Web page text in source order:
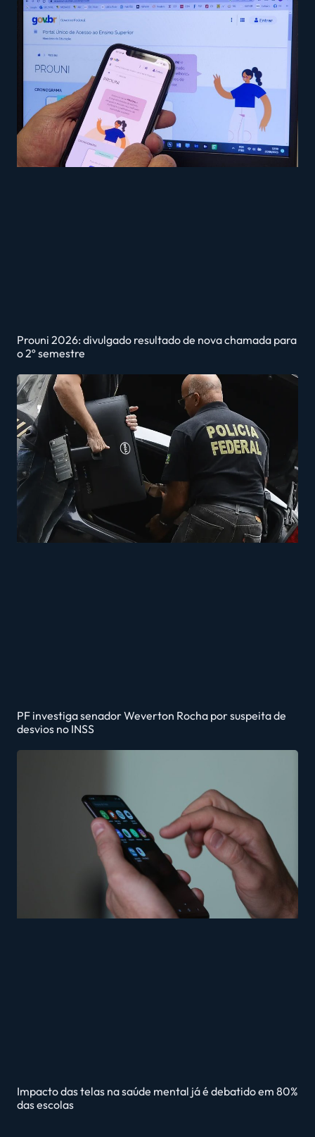
Prouni 2026: divulgado resultado de nova chamada para
o 2º semestre
PF investiga senador Weverton Rocha por suspeita de
desvios no INSS
Impacto das telas na saúde mental já é debatido em 80%
das escolas